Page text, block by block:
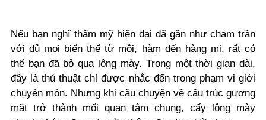
Nếu bạn nghĩ thẩm mỹ hiện đại đã gần như chạm trần
với đủ mọi biến thể từ môi, hàm đến hàng mi, rất có
thể bạn đã bỏ qua lông mày. Trong một thời gian dài,
đây là thủ thuật chỉ được nhắc đến trong phạm vi giới
chuyên môn. Nhưng khi câu chuyện về cấu trúc gương
mặt trở thành mối quan tâm chung, cấy lông mày